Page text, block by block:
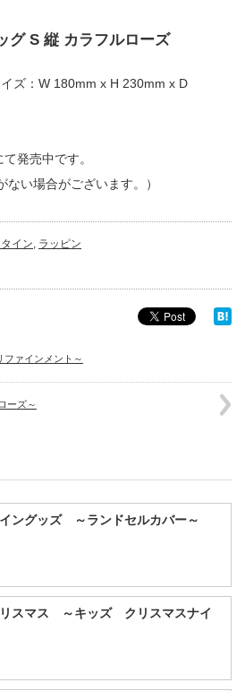
グ S 縦 カラフルローズ
ズ：W 180mm x H 230mm x D
発売中です。
ない場合がございます。）
イン ラッピン
ァインメント～
ーズ～
ングッズ ～ランドセルカバー～
スマス ～キッズ クリスマスナイ